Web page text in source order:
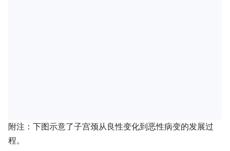
附注：下图示意了子宫颈从良性变化到恶性病变的发展过
程。